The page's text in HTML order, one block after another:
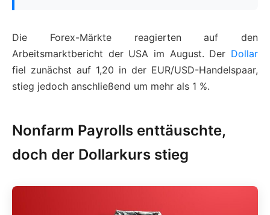
Die Forex-Märkte reagierten auf den
Arbeitsmarktbericht der USA im August. Der Dollar
fiel zunächst auf 1,20 in der EUR/USD-Handelspaar,
stieg jedoch anschließend um mehr als 1 %.
Nonfarm Payrolls enttäuschte,
doch der Dollarkurs stieg